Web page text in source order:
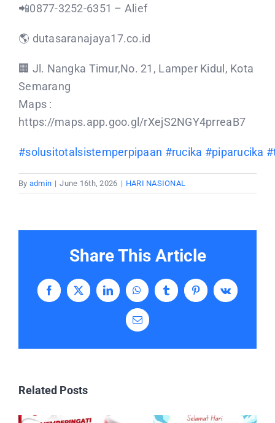
📲0877-3252-6351 – Alief
🌎 dutasaranajaya17.co.id
🏢 Jl. Nangka Timur,No. 21, Lamper Kidul, Kota
Semarang
Maps :
https://maps.app.goo.gl/rXejS2NGY4prreaB7
#solusitotalsistemperpipaan #rucika #piparucika
By admin | June 16th, 2026 | HARI NASIONAL
Share This Article
Facebook
X LinkedInWhatsAppTumblrPinterestVk
Email
Related Posts